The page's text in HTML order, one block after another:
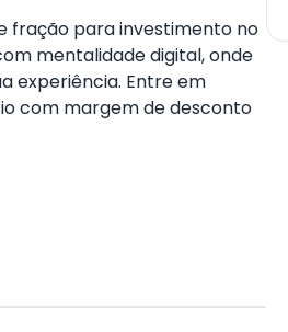
fração para investimento no
mentalidade digital, onde
experiência. Entre em
com margem de desconto